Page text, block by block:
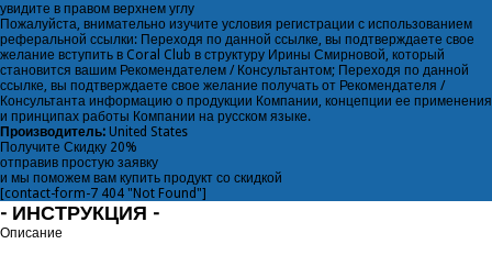
увидите в правом верхнем углу
Пожалуйста, внимательно изучите условия регистрации с использованием
реферальной ссылки: Переходя по данной ссылке, вы подтверждаете свое
желание вступить в Coral Club в структуру Ирины Смирновой, который
становится вашим Рекомендателем / Консультантом; Переходя по данной
ссылке, вы подтверждаете свое желание получать от Рекомендателя /
Консультанта информацию о продукции Компании, концепции ее применения
и принципах работы Компании на русском языке.
Производитель: United States
Получите Скидку 20%
отправив простую заявку
и мы поможем вам купить продукт со скидкой
[contact-form-7 404 "Not Found"]
- ИНСТРУКЦИЯ -
Описание